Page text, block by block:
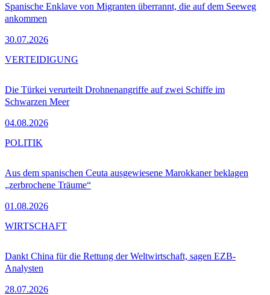
Spanische Enklave von Migranten überrannt, die auf dem Seeweg
ankommen
30.07.2026
Die Türkei verurteilt Drohnenangriffe auf zwei Schiffe im
Schwarzen Meer
04.08.2026
VERTEIDIGUNG
Aus dem spanischen Ceuta ausgewiesene Marokkaner beklagen
„zerbrochene Träume“
01.08.2026
POLITIK
Dankt China für die Rettung der Weltwirtschaft, sagen EZB-
Analysten
28.07.2026
WIRTSCHAFT